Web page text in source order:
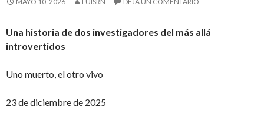
Una historia de dos investigadores del más allá
introvertidos
Uno muerto, el otro vivo
23 de diciembre de 2025